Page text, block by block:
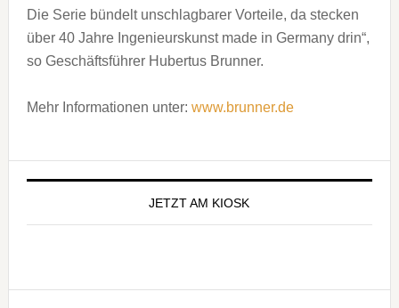
Die Serie bündelt unschlagbarer Vorteile, da stecken
über 40 Jahre Ingenieurskunst made in Germany drin“,
so Geschäftsführer Hubertus Brunner.
Mehr Informationen unter: www.brunner.de
Seitenspalte
JETZT AM KIOSK